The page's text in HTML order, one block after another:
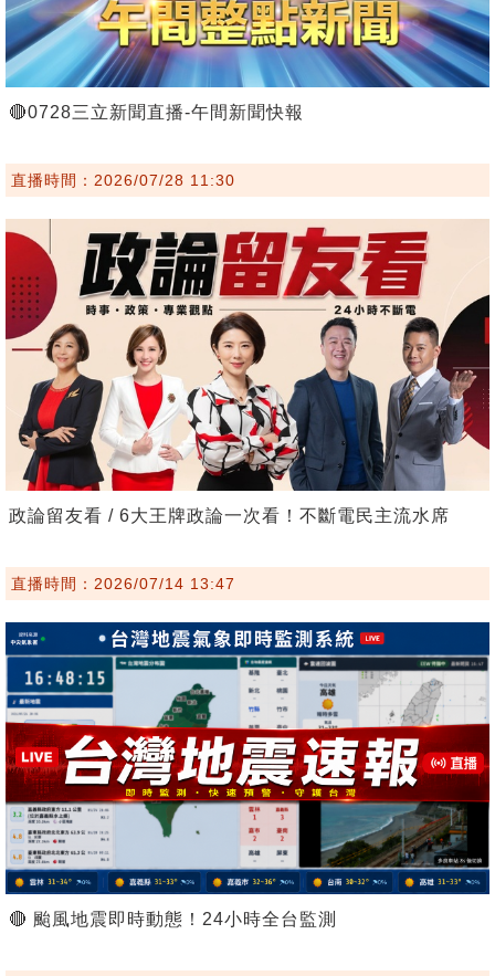
🔴0728三立新聞直播-午間新聞快報
直播時間：2026/07/28 11:30
政論留友看 / 6大王牌政論一次看！不斷電民主流水席
直播時間：2026/07/14 13:47
🔴 颱風地震即時動態！24小時全台監測